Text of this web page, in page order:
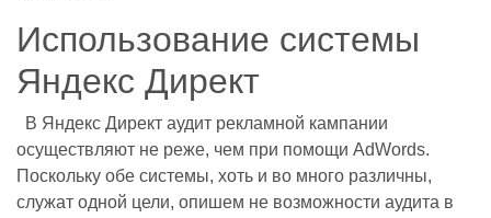
Использование системы
Яндекс Директ
В Яндекс Директ аудит рекламной кампании
осуществляют не реже, чем при помощи AdWords.
Поскольку обе системы, хоть и во много различны,
служат одной цели, опишем не возможности аудита в